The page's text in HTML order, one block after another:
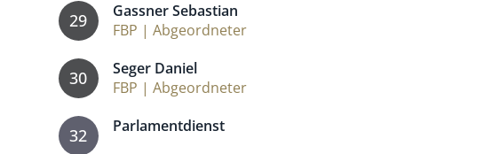
29
Gassner Sebastian
FBP | Abgeordneter
30
Seger Daniel
FBP | Abgeordneter
32 Parlamentdienst